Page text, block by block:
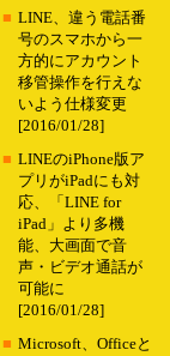
■ LINE、違う電話番
号のスマホから一
方的にアカウント
移管操作を行えな
いよう仕様変更
[2016/01/28]
■ LINEのiPhone版ア
プリがiPadにも対
応、「LINE for
iPad」より多機
能、大画面で音
声・ビデオ通話が
可能に
[2016/01/28]
■ Microsoft、Officeと